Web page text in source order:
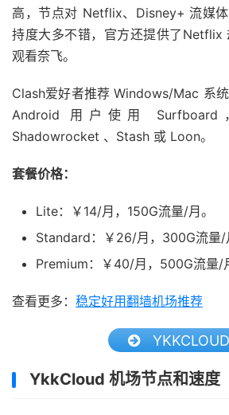
高，节点对 Netflix、Disney+ 流媒
持度大多不错，官方还提供了Netflix
观看奈飞。
Clash爱好者推荐 Windows/Mac 系统
Android 用户使用 Surfboard
Shadowrocket 、Stash 或 Loon。
套餐价格：
Lite：￥14/月，150G流量/月。
Standard：￥26/月，300G流量/
Premium：￥40/月，500G流量/
查看更多： 稳定好用翻墙机场推荐
YKKCLOUD
YkkCloud 机场节点和速度